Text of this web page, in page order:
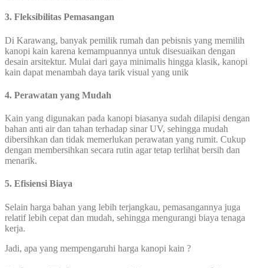
3. Fleksibilitas Pemasangan
Di Karawang, banyak pemilik rumah dan pebisnis yang memilih
kanopi kain karena kemampuannya untuk disesuaikan dengan
desain arsitektur. Mulai dari gaya minimalis hingga klasik, kanopi
kain dapat menambah daya tarik visual yang unik
4. Perawatan yang Mudah
Kain yang digunakan pada kanopi biasanya sudah dilapisi dengan
bahan anti air dan tahan terhadap sinar UV, sehingga mudah
dibersihkan dan tidak memerlukan perawatan yang rumit. Cukup
dengan membersihkan secara rutin agar tetap terlihat bersih dan
menarik.
5. Efisiensi Biaya
Selain harga bahan yang lebih terjangkau, pemasangannya juga
relatif lebih cepat dan mudah, sehingga mengurangi biaya tenaga
kerja.
Jadi, apa yang mempengaruhi harga kanopi kain ?